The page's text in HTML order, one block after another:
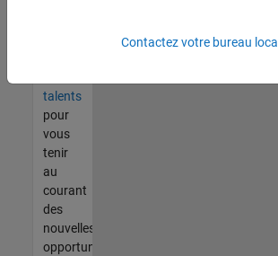
talents
pour
vous
tenir
au
courant
des
nouvelles
opportunités
Contactez votre bureau local